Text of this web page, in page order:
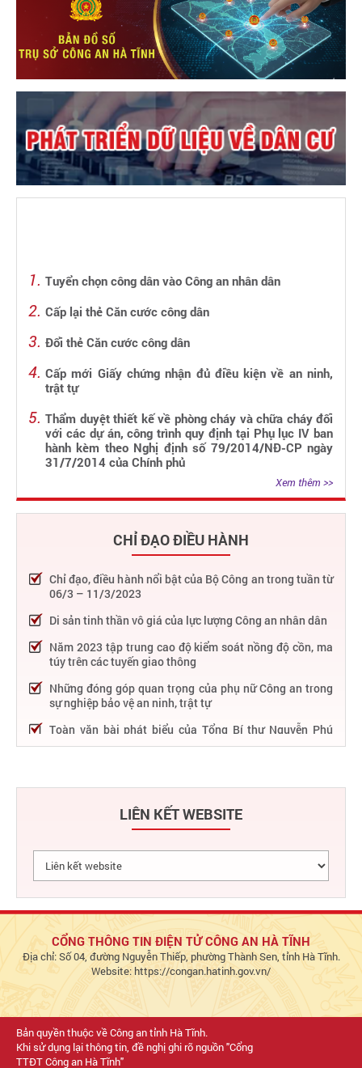
Tuyển chọn công dân vào Công an nhân dân
Cấp lại thẻ Căn cước công dân
Đổi thẻ Căn cước công dân
Cấp mới Giấy chứng nhận đủ điều kiện về an ninh,
trật tự
Thẩm duyệt thiết kế về phòng cháy và chữa cháy đối
với các dự án, công trình quy định tại Phụ lục IV ban
hành kèm theo Nghị định số 79/2014/NĐ-CP ngày
31/7/2014 của Chính phủ
Xem thêm >>
CHỈ ĐẠO ĐIỀU HÀNH
Chỉ đạo, điều hành nổi bật của Bộ Công an trong tuần từ
06/3 – 11/3/2023
Di sản tinh thần vô giá của lực lượng Công an nhân dân
Năm 2023 tập trung cao độ kiểm soát nồng độ cồn, ma
túy trên các tuyến giao thông
Những đóng góp quan trọng của phụ nữ Công an trong
sự nghiệp bảo vệ an ninh, trật tự
Toàn văn bài phát biểu của Tổng Bí thư Nguyễn Phú
Trọng tại Lễ kỷ niệm 75 năm Công an nhân dân học tập,
75 năm thực hiện Sáu điều Bác Hồ dạy - Lực lượng Công
quên thân, vì dân phục vụ"
27/2 – 04/3/2023
Phát huy thành tựu 50 năm phát triển công nghệ thông
tin trong Công an nhân dân
phần thúc đẩy phát triển kinh tế - xã hội
Chủ động bảo đảm an ninh, an toàn hệ thống thông tin,
đáp ứng yêu cầu triển khai Đề án 06 và dịch vụ công Bộ
LIÊN KẾT WEBSITE
CỔNG THÔNG TIN ĐIỆN TỬ CÔNG AN HÀ TĨNH
Địa chỉ: Số 04, đường Nguyễn Thiếp, phường Thành Sen, tỉnh Hà Tĩnh.
Website: https://congan.hatinh.gov.vn/
Bản quyền thuộc về Công an tỉnh Hà Tĩnh.
Khi sử dụng lại thông tin, đề nghị ghi rõ nguồn "Cổng
TTĐT Công an Hà Tĩnh"